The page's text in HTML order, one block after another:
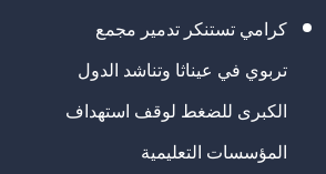
كرامي تستنكر تدمير مجمع
تربوي في عيناثا وتناشد الدول
الكبرى للضغط لوقف استهداف
المؤسسات التعليمية